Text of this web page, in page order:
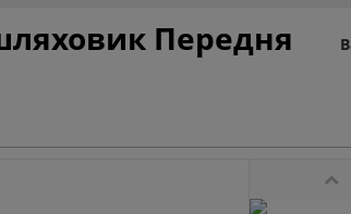
Передня